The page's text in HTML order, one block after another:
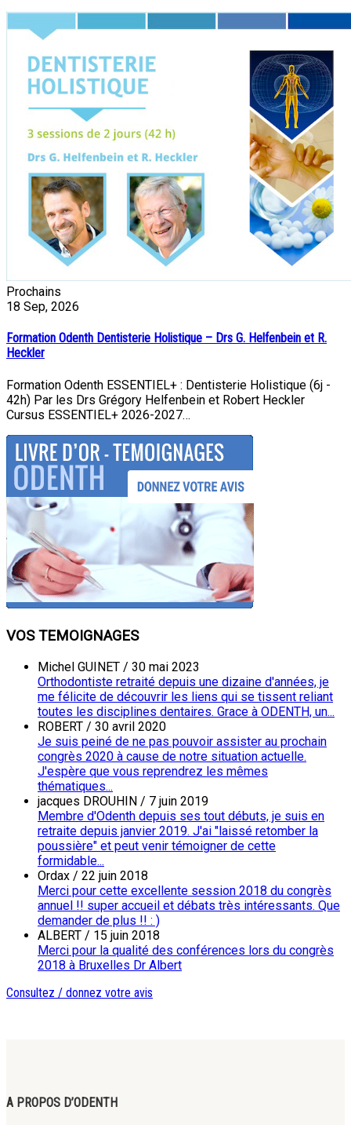
Prochains
18 Sep, 2026
Formation Odenth Dentisterie Holistique – Drs G. Helfenbein et R.
Heckler
Formation Odenth ESSENTIEL+ : Dentisterie Holistique (6j -
42h) Par les Drs Grégory Helfenbein et Robert Heckler
Cursus ESSENTIEL+ 2026-2027…
VOS TEMOIGNAGES
Michel GUINET / 30 mai 2023
Orthodontiste retraité depuis une dizaine d'années, je
me félicite de découvrir les liens qui se tissent reliant
toutes les disciplines dentaires. Grace à ODENTH, un...
ROBERT / 30 avril 2020
Je suis peiné de ne pas pouvoir assister au prochain
congrès 2020 à cause de notre situation actuelle.
J'espère que vous reprendrez les mêmes
thématiques...
jacques DROUHIN / 7 juin 2019
Membre d'Odenth depuis ses tout débuts, je suis en
retraite depuis janvier 2019. J'ai "laissé retomber la
poussière" et peut venir témoigner de cette
formidable...
Ordax / 22 juin 2018
Merci pour cette excellente session 2018 du congrès
annuel !! super accueil et débats très intéressants. Que
demander de plus !! : )
ALBERT / 15 juin 2018
Merci pour la qualité des conférences lors du congrès
2018 à Bruxelles Dr Albert
Consultez / donnez votre avis
A PROPOS D’ODENTH